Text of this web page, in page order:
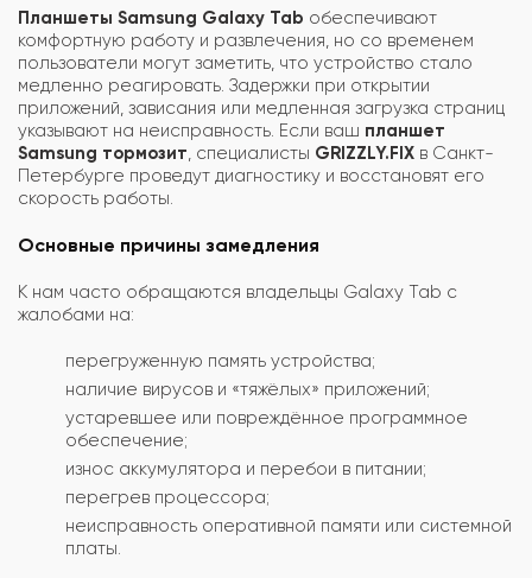
Планшеты Samsung Galaxy Tab обеспечивают
комфортную работу и развлечения, но со временем
пользователи могут заметить, что устройство стало
медленно реагировать. Задержки при открытии
приложений, зависания или медленная загрузка страниц
указывают на неисправность. Если ваш планшет
Samsung тормозит , специалисты GRIZZLY.FIX в Санкт-
Петербурге проведут диагностику и восстановят его
скорость работы.
Основные причины замедления
К нам часто обращаются владельцы Galaxy Tab с
жалобами на:
перегруженную память устройства;
наличие вирусов и «тяжёлых» приложений;
устаревшее или повреждённое программное
обеспечение;
износ аккумулятора и перебои в питании;
перегрев процессора;
неисправность оперативной памяти или системной
платы.